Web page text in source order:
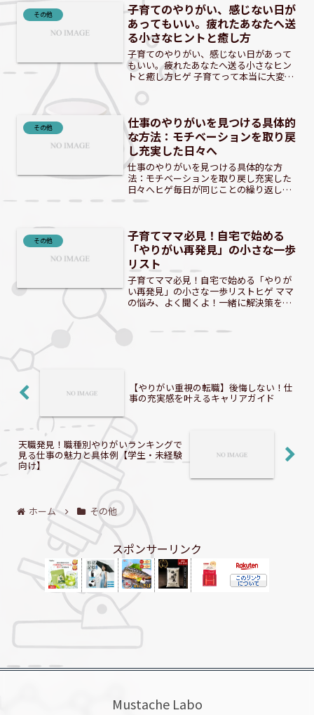
において、趣味は単な...
その他
子育てのやりがい、感じない日が
あってもいい。疲れたあなたへ送
る小さなヒントと癒し方
子育てのやりがい、感じない日があって
もいい。疲れたあなたへ送る小さなヒン
トと癒し方ヒゲ 子育てって本当に大変で
い感じない」と感じるあなたへ：その気
く、想像以上の重圧や...
その他
仕事のやりがいを見つける具体的
な方法：モチベーションを取り戻
し充実した日々へ
仕事のやりがいを見つける具体的な方
法：モチベーションを取り戻し充実した
日々へヒゲ毎日が同じことの繰り返し
で、本当にこれでいいのか？「今の仕
と立ち止まった時に感じる漠然と...
その他
子育てママ必見！自宅で始める
「やりがい再発見」の小さな一歩
リスト
子育てママ必見！自宅で始める「やりが
い再発見」の小さな一歩リストヒゲ ママ
の悩み、よく聞くよ！一緒に解決策を見
マも、かつての夢や情熱を諦める必要は
【やりがい重視の転職】後悔しない！仕
事の充実感を叶えるキャリアガイド
天職発見！職種別やりがいランキングで
見る仕事の魅力と具体例【学生・未経験
向け】
ホーム その他
スポンサーリンク
Mustache Labo